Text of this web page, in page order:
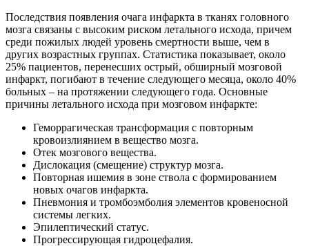
Последствия появления очага инфаркта в тканях головного
мозга связаны с высоким риском летального исхода, причем
среди пожилых людей уровень смертности выше, чем в
других возрастных группах. Статистика показывает, около
25% пациентов, перенесших острый, обширный мозговой
инфаркт, погибают в течение следующего месяца, около 40%
больных – на протяжении следующего года. Основные
причины летального исхода при мозговом инфаркте:
Геморрагическая трансформация с повторным
кровоизлиянием в вещество мозга.
Отек мозгового вещества.
Дислокация (смещение) структур мозга.
Повторная ишемия в зоне ствола с формированием
новых очагов инфаркта.
Пневмония и тромбоэмболия элементов кровеносной
системы легких.
Эпилептический статус.
Прогрессирующая гидроцефалия.